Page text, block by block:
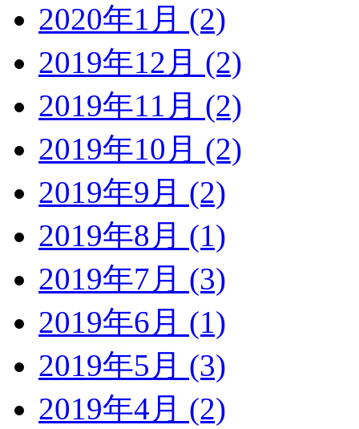
2020年1月 (2)
2019年12月 (2)
2019年11月 (2)
2019年10月 (2)
2019年9月 (2)
2019年8月 (1)
2019年7月 (3)
2019年6月 (1)
2019年5月 (3)
2019年4月 (2)